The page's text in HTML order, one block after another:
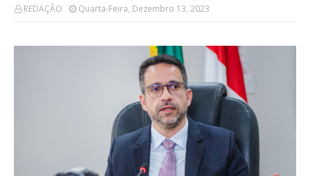
REDAÇÃO Quarta-Feira, Dezembro 13, 2023